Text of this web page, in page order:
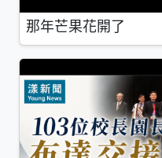
那年芒果花開了